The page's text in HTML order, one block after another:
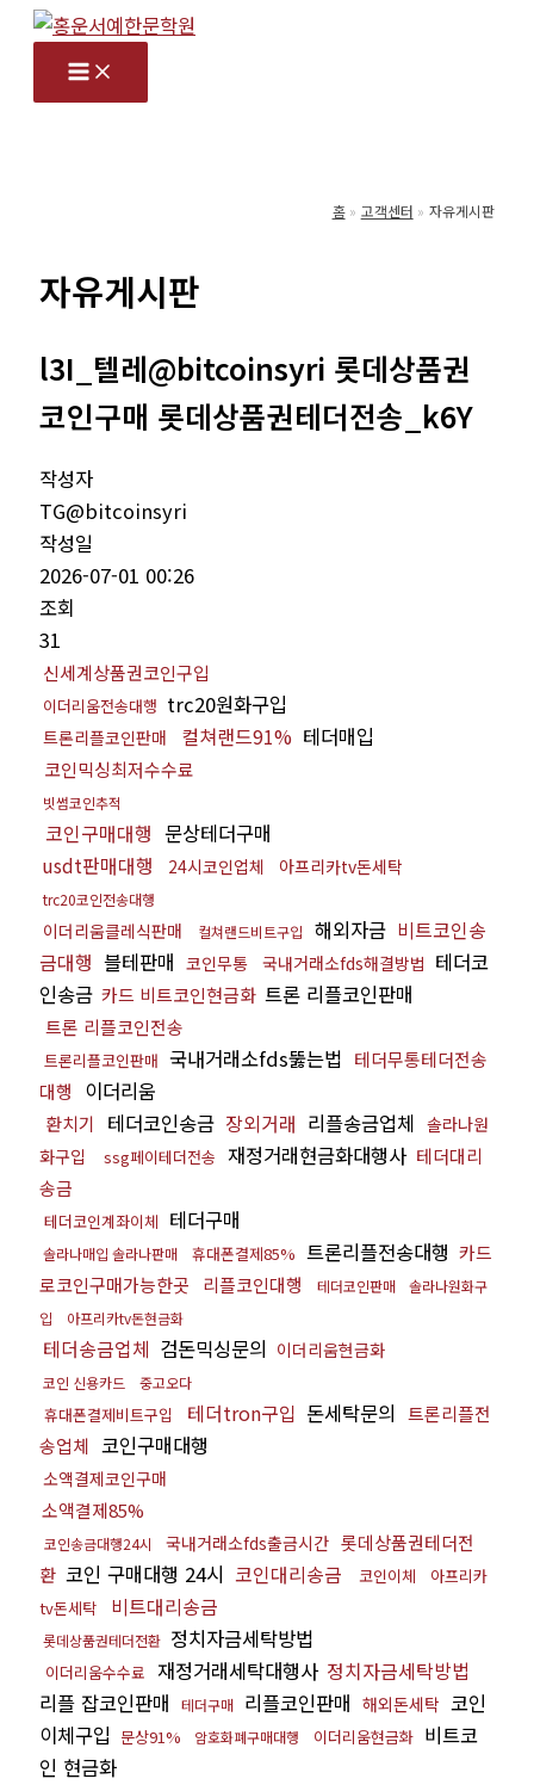
홈 고객센터 자유게시판
자유게시판
l3I_텔레@bitcoinsyri 롯데상품권
코인구매 롯데상품권테더전송_k6Y
작성자
TG@bitcoinsyri
작성일
2026-07-01 00:26
조회
31
신세계상품권코인구입
이더리움전송대행 trc20원화구입
트론리플코인판매 컬쳐랜드91% 테더매입
코인믹싱최저수수료
빗썸코인추적
코인구매대행 문상테더구매
usdt판매대행
24시코인업체 아프리카tv돈세탁
trc20코인전송대행
이더리움클레식판매 컬쳐랜드비트구입 해외자금 비트코인송
금대행 블테판매 코인무통 국내거래소fds해결방법 테더코
인송금 카드 비트코인현금화 트론 리플코인판매
트론 리플코인전송
트론리플코인판매 국내거래소fds뚫는법 테더무통테더전송
대행
이더리움
환치기 테더코인송금 장외거래 리플송금업체 솔라나원
화구입
ssg페이테더전송 재정거래현금화대행사 테더대리
송금
테더코인계좌이체 테더구매
솔라나매입 솔라나판매 휴대폰결제85% 트론리플전송대행 카드
로코인구매가능한곳
리플코인대행 테더코인판매
솔라나원화구
입
아프리카tv돈현금화
테더송금업체 검돈믹싱문의 이더리움현금화
코인 신용카드 중고오다
휴대폰결제비트구입 테더tron구입 돈세탁문의 트론리플전
송업체 코인구매대행
소액결제코인구매
소액결제85%
코인송금대행24시 국내거래소fds출금시간 롯데상품권테더전
환 코인 구매대행 24시 코인대리송금 코인이체
아프리카
tv돈세탁
비트대리송금
롯데상품권테더전환 정치자금세탁방법
이더리움수수료 재정거래세탁대행사 정치자금세탁방법
리플 잡코인판매
테더구매 리플코인판매 해외돈세탁 코인
이체구입 문상91% 암호화폐구매대행 이더리움현금화 비트코
인 현금화